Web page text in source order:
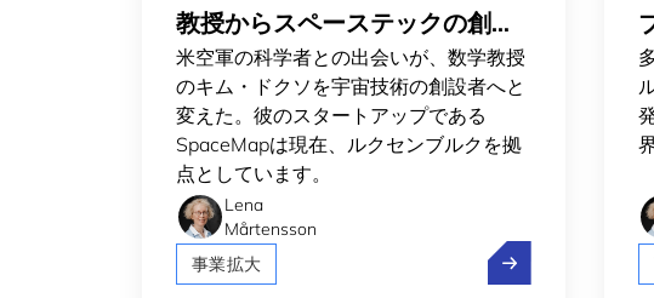
教授からスペーステックの創業
者へ
米空軍の科学者との出会いが、数学教授
のキム・ドクソを宇宙技術の創設者へと
変えた。彼のスタートアップである
SpaceMapは現在、ルクセンブルクを拠
点としています。
Lena
Mårtensson
事業拡大
SpaceMap:ルクセ